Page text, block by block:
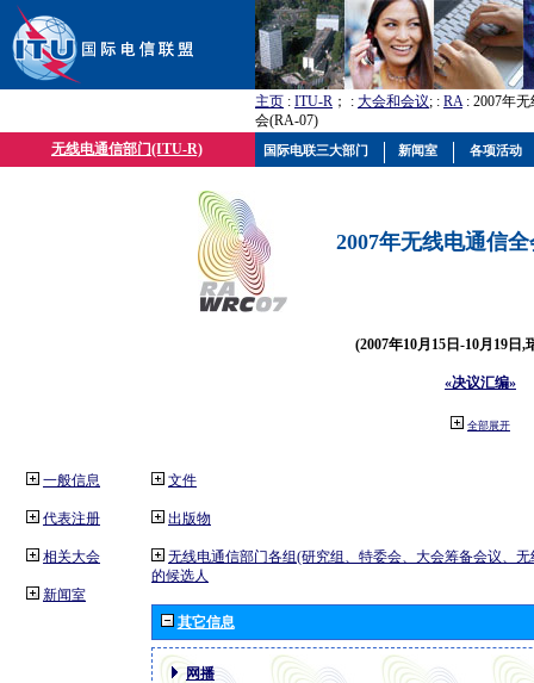
主页 : ITU-R ； : 大会和会议; : RA: 2007年
会(RA-07)
无线电通信部门(ITU-R)
2007年无线电通信
(2007年10月15日-10月19日,
«决议汇编»
全部展开
一般信息
代表注册
相关大会
新闻室
文件
出版物
无线电通信部门各组(研究组、特委会、大会筹备会议、
的候选人
其它信息
网播
国际电联三大部门 新闻室 各项活动